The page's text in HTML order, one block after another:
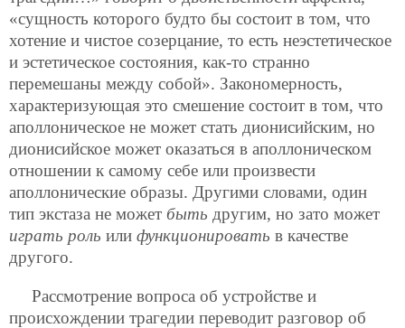
«сущность которого будто бы состоит в том, что
хотение и чистое созерцание, то есть неэстетическое
и эстетическое состояния, как-то странно
перемешаны между собой». Закономерность,
характеризующая это смешение состоит в том, что
аполлоническое не может стать дионисийским, но
дионисийское может оказаться в аполлоническом
отношении к самому себе или произвести
аполлонические образы. Другими словами, один
тип экстаза не может быть другим, но зато может
играть роль или функционировать в качестве
другого.
Рассмотрение вопроса об устройстве и
происхождении трагедии переводит разговор об